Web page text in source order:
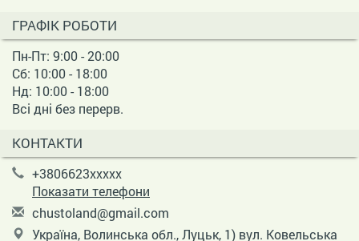
ГРАФІК РОБОТИ
Пн-Пт: 9:00 - 20:00
Сб: 10:00 - 18:00
Нд: 10:00 - 18:00
Всі дні без перерв.
КОНТАКТИ
+3806623xxxxx
Показати телефони
chustoland@gmail.com
Україна, Волинська обл., Луцьк, 1) вул. Ковельська